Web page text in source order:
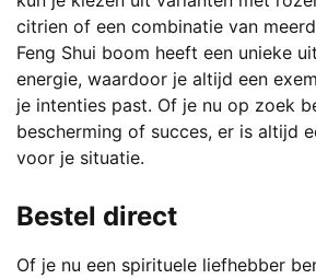
citrien of een combinatie van
Feng Shui boom heeft een unieke
energie, waardoor je altijd een
je intenties past. Of je nu op zoek
bescherming of succes, er is altijd
voor je situatie.
Bestel direct
Of je nu een spirituele liefhebber